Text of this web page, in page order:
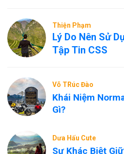
Thiện Phạm
Lý Do Nên Sử
Tập Tin CSS
Võ TRúc Đào
Khái Niệm
Gì?
Dưa Hấu Cute
Sự Khác Biệt